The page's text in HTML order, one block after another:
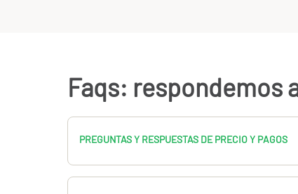
Faqs: respondemos
PREGUNTAS Y RESPUESTAS DE PRECIO Y PAGOS